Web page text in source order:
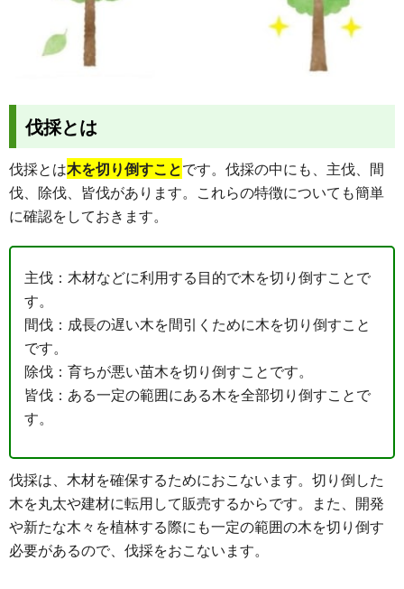
伐採とは
伐採とは木を切り倒すことです。伐採の中にも、主伐、間
伐、除伐、皆伐があります。これらの特徴についても簡単
に確認をしておきます。
主伐： 木材などに利用する目的で木を切り倒すことで
す。
間伐： 成長の遅い木を間引くために木を切り倒すこと
です。
除伐： 育ちが悪い苗木を切り倒すことです。
皆伐： ある一定の範囲にある木を全部切り倒すことで
す。
伐採は、木材を確保するためにおこないます。切り倒した
木を丸太や建材に転用して販売するからです。また、開発
や新たな木々を植林する際にも一定の範囲の木を切り倒す
必要があるので、伐採をおこないます。